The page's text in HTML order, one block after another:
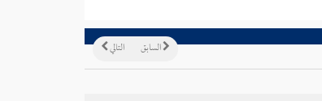
التالي السابق